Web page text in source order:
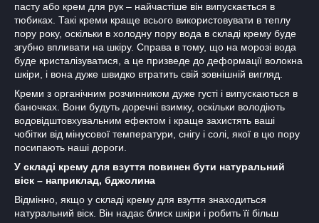
пасту або крем для рук – найчастіше він випускається в
тюбиках. Такі креми краще всього використовувати в теплу
пору року, оскільки в холодну пору вода в складі крему буде
згубно впливати на шкіру. Справа в тому, що на морозі вода
буде кристалізуватися, а це призведе до деформації волокна
шкіри, і вона дуже швидко втратить свій зовнішній вигляд.
Креми з органічним розчинником дуже густі і випускаються в
баночках. Вони будуть доречні взимку, оскільки володіють
водовідштовхувальним ефектом і краще захистять ваші
чобітки від мінусової температури, снігу і солі, якої в цю пору
посипають наші дороги.
У складі крему для взуття повинен бути натуральний
віск – наприклад, бджолина
Відмінно, якщо у складі крему для взуття знаходиться
натуральний віск. Він надає блиск шкіри і робить її більш